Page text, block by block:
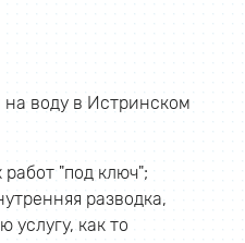
воду в Истринском
"под ключ";
разводка,
как то